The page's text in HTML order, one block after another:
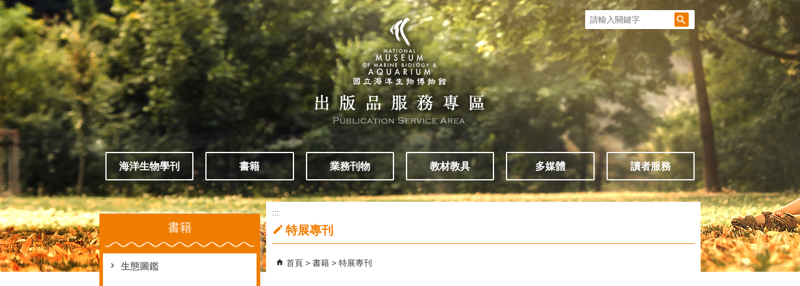
跳到主要內容區塊
海洋生物學刊 書籍 業務刊物 教材教具 多媒體 讀者服務
:::
書籍
生態圖鑑
:::
特展專刊
首頁 書籍 特展專刊